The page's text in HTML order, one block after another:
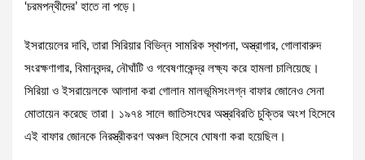
‘চরমপন্থীদের’ হাতে না পড়ে।
ইসরায়েলের দাবি, তারা সিরিয়ার বিভিন্ন সামরিক স্থাপনা, অস্ত্রাগার, গোলাবারুদ
সংরক্ষণাগার, বিমানবন্দর, নৌঘাঁটি ও গবেষণাকেন্দ্র লক্ষ্য করে হামলা চালিয়েছে।
সিরিয়া ও ইসরায়েলকে আলাদা করা গোলান মালভূমিসংলগ্ন বাফার জোনেও সেনা
মোতায়েন করেছে তারা। ১৯৭৪ সালে জাতিসংঘের অস্ত্রবিরতি চুক্তির অংশ হিসেবে
এই বাফার জোনকে নিরস্ত্রীকরণ অঞ্চল হিসেবে ঘোষণা করা হয়েছিল।